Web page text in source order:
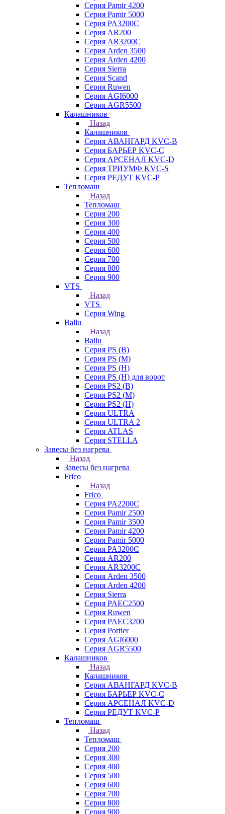
Серия Pamir 4200
Серия Pamir 5000
Серия PA3200C
Серия AR200
Серия AR3200C
Серия Arden 3500
Серия Arden 4200
Серия Sierra
Серия Scand
Серия Ruwen
Серия AGI6000
Серия AGR5500
Калашников
Назад
Калашников
Серия АВАНГАРД KVC-B
Серия БАРЬЕР KVC-C
Серия АРСЕНАЛ KVC-D
Серия ТРИУМФ KVC-S
Серия РЕДУТ KVC-P
Тепломаш
Назад
Тепломаш
Серия 200
Серия 300
Серия 400
Серия 500
Серия 600
Серия 700
Серия 800
Серия 900
VTS
Назад
VTS
Серия Wing
Ballu
Назад
Ballu
Серия PS (B)
Серия PS (M)
Серия PS (H)
Серия PS (H) для ворот
Серия PS2 (B)
Серия PS2 (M)
Серия PS2 (H)
Серия ULTRA
Серия ULTRA 2
Серия ATLAS
Серия STELLA
Завесы без нагрева
Назад
Завесы без нагрева
Frico
Назад
Frico
Серия PA2200C
Серия Pamir 2500
Серия Pamir 3500
Серия Pamir 4200
Серия Pamir 5000
Серия PA3200C
Серия AR200
Серия AR3200C
Серия Arden 3500
Серия Arden 4200
Серия Sierra
Серия PAEC2500
Серия Ruwen
Серия PAEC3200
Серия Portier
Серия AGI6000
Серия AGR5500
Калашников
Назад
Калашников
Серия АВАНГАРД KVC-B
Серия БАРЬЕР KVC-C
Серия АРСЕНАЛ KVC-D
Серия РЕДУТ KVC-P
Тепломаш
Назад
Тепломаш
Серия 200
Серия 300
Серия 400
Серия 500
Серия 600
Серия 700
Серия 800
Серия 900